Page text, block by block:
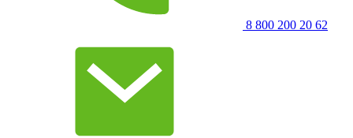
8 800 200 20 62